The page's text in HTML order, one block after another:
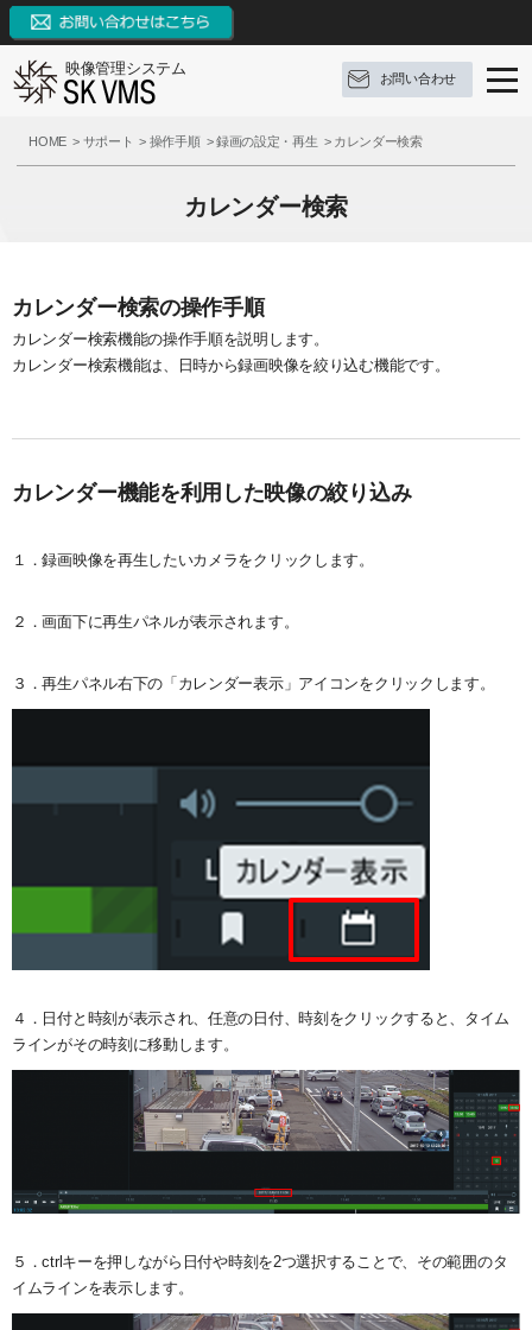
映像管理システム
お問い合わせ
SK VMSとは
構成例
価格（ライセンス体系）
推奨動作環境
9つの革新点
イベントとアクション
3種類の録画モード
システム機能
録画映像の検索
サポート
FAQ
操作手順
ブログ
定期配信メールのご登録
お問い合わせ
資料ダウンロード
システム・ケイサイトへ
HOME サポート 操作手順 録画の設定・再生 カレンダー検索
カレンダー検索
カレンダー検索の操作手順
カレンダー検索機能の操作手順を説明します。
カレンダー検索機能は、日時から録画映像を絞り込む機能です。
カレンダー機能を利用した映像の絞り込み
１．録画映像を再生したいカメラをクリックします。
２．画面下に再生パネルが表示されます。
３．再生パネル右下の「カレンダー表示」アイコンをクリックします。
４．日付と時刻が表示され、任意の日付、時刻をクリックすると、タイム
ラインがその時刻に移動します。
５．ctrlキーを押しながら日付や時刻を2つ選択することで、その範囲のタ
イムラインを表示します。